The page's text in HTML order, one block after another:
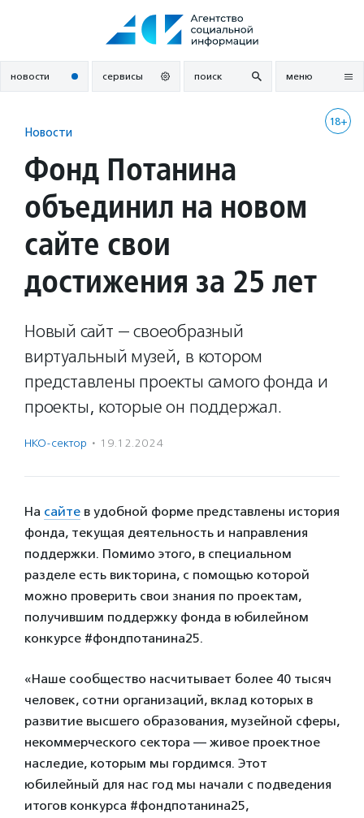
новости сервисы поиск меню
18+
Новости
Фонд Потанина
объединил на новом
сайте свои
достижения за 25 лет
Новый сайт — своеобразный
виртуальный музей, в котором
представлены проекты самого фонда и
проекты, которые он поддержал.
НКО-сектор · 19.12.2024
На сайте в удобной форме представлены история
фонда, текущая деятельность и направления
поддержки. Помимо этого, в специальном
разделе есть викторина, с помощью которой
можно проверить свои знания по проектам,
получившим поддержку фонда в юбилейном
конкурсе #фондпотанина25.
«Наше сообщество насчитывает более 40 тысяч
человек, сотни организаций, вклад которых в
развитие высшего образования, музейной сферы,
некоммерческого сектора — живое проектное
наследие, которым мы гордимся. Этот
юбилейный для нас год мы начали с подведения
итогов конкурса #фондпотанина25,